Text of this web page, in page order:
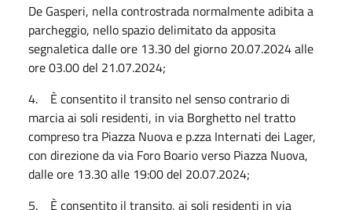
De Gasperi, nella controstrada normalmente adibita a
parcheggio, nello spazio delimitato da apposita
segnaletica dalle ore 13.30 del giorno 20.07.2024 alle
ore 03.00 del 21.07.2024;
4. È consentito il transito nel senso contrario di
marcia ai soli residenti, in via Borghetto nel tratto
compreso tra Piazza Nuova e p.zza Internati dei Lager,
con direzione da via Foro Boario verso Piazza Nuova,
dalle ore 13.30 alle 19:00 del 20.07.2024;
5. È consentito il transito, ai soli residenti in via